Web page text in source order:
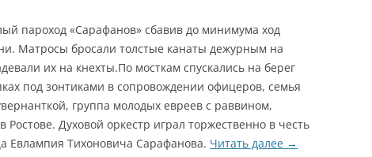
пароход «Сарафанов» сбавив до минимума ход
Матросы бросали толстые канаты дежурным на
их на кнехты.По мосткам спускались на берег
под зонтиками в сопровождении офицеров, семья
группа молодых евреев с раввином,
Ростове. Духовой оркестр играл торжественно в честь
Евлампия Тихоновича Сарафанова. Читать далее →